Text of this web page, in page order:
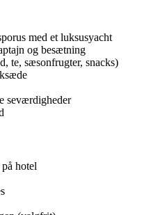
med et luksusyacht
og besætning
te, sæsonfrugter, snacks)
seværdigheder
hotel